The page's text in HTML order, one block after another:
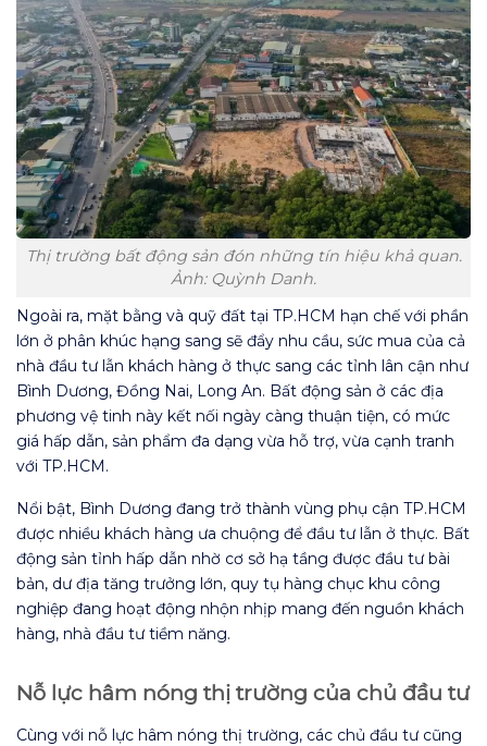
Thị trường bất động sản đón những tín hiệu khả quan.
Ảnh: Quỳnh Danh.
Ngoài ra, mặt bằng và quỹ đất tại TP.HCM hạn chế với phần
lớn ở phân khúc hạng sang sẽ đẩy nhu cầu, sức mua của cả
nhà đầu tư lẫn khách hàng ở thực sang các tỉnh lân cận như
Bình Dương, Đồng Nai, Long An. Bất động sản ở các địa
phương vệ tinh này kết nối ngày càng thuận tiện, có mức
giá hấp dẫn, sản phẩm đa dạng vừa hỗ trợ, vừa cạnh tranh
với TP.HCM.
Nổi bật, Bình Dương đang trở thành vùng phụ cận TP.HCM
được nhiều khách hàng ưa chuộng để đầu tư lẫn ở thực. Bất
động sản tỉnh hấp dẫn nhờ cơ sở hạ tầng được đầu tư bài
bản, dư địa tăng trưởng lớn, quy tụ hàng chục khu công
nghiệp đang hoạt động nhộn nhịp mang đến nguồn khách
hàng, nhà đầu tư tiềm năng.
Nỗ lực hâm nóng thị trường của chủ đầu tư
Cùng với nỗ lực hâm nóng thị trường, các chủ đầu tư cũng